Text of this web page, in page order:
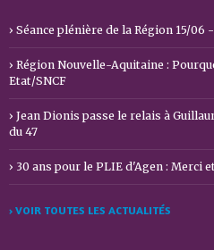
Séance plénière de la Région 15/06
Région Nouvelle-Aquitaine :
Etat/SNCF
Jean Dionis passe le relais à
du 47
30 ans pour le PLIE d'Agen : Merci
› VOIR TOUTES LES ACTUALITÉS